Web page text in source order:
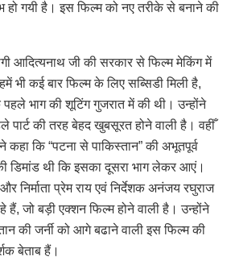
हो गयी है। इस फिल्म को नए तरीके से बनाने की
आदित्यनाथ जी की सरकार से फिल्म मेकिंग में
भी कई बार फिल्म के लिए सब्सिडी मिली है,
भाग की शूटिंग गुजरात में की थी। उन्होंने
पार्ट की तरह बेहद खुबसूरत होने वाली है। वहीँ
कि “पटना से पाकिस्तान” की अभूतपूर्व
डिमांड थी कि इसका दूसरा भाग लेकर आएं।
निर्माता प्रेम राय एवं निर्देशक अनंजय रघुराज
जो बड़ी एक्शन फिल्म होने वाली है। उन्होंने
की जर्नी को आगे बढाने वाली इस फिल्म की
बेताब हैं।